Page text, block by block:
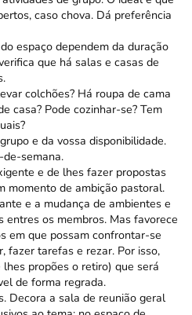
caso chova. Dá preferência
espaço dependem da duração
que há salas e casas de
colchões? Há roupa de cama
casa? Pode cozinhar-se? Tem
e da vossa disponibilidade.
semana.
e de lhes fazer propostas
momento de ambição pastoral.
e a mudança de ambientes e
entres os membros. Mas favorece
em que possam confrontar-se
fazer tarefas e rezar. Por isso,
propões o retiro) que será
de forma regrada.
Decora a sala de reunião geral